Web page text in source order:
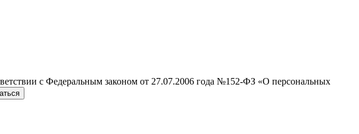
с Федеральным законом от 27.07.2006 года №152-ФЗ «О персональных